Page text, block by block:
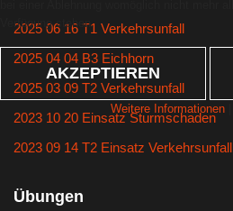
2025 06 16 T1 Verkehrsunfall
2025 04 04 B3 Eichhorn
2025 03 09 T2 Verkehrsunfall
2023 10 20 Einsatz Sturmschaden
2023 09 14 T2 Einsatz Verkehrsunfall
Übungen
Verfügung stehen.
AKZEPTIEREN
Weitere Informationen|